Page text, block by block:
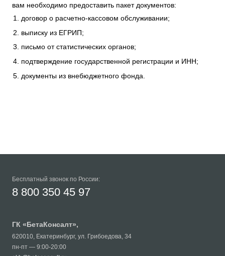
вам необходимо предоставить пакет документов:
договор о расчетно-кассовом обслуживании;
выписку из ЕГРИП;
письмо от статистических органов;
подтверждение государственной регистрации и ИНН;
документы из внебюджетного фонда.
Бесплатный звонок по России:
8 800 350 45 97
ГК « БетаКонсалт»,
620010, Екатеринбург, ул. Грибоедова, 34
пн-пт — 9:00-20:00